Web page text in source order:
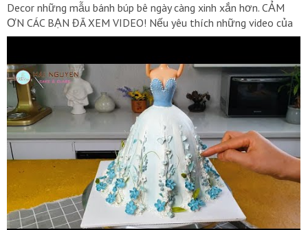
Decor những mẫu bánh búp bê ngày càng xinh xắn hơn. CẢM
ƠN CÁC BẠN ĐÃ XEM VIDEO! Nếu yêu thích những video của
Hải Nguyễn hãy Like, Chia sẻ và đừng quên Đăng ký kênh để
----------------------------------------------- Các bạn có thể liên
kết với Hải Nguyễn qua các mạng xã hội sau: FACEBOOK:
https://www.facebook.com/HaiNguyenNicecakeTWITTER:
https://twitter.com/CakeHainguyen
INSTAGRAM:
https://www.instagram.com/nicecakehainguyenWEBSITE:
http://hainguyennicecake.com/